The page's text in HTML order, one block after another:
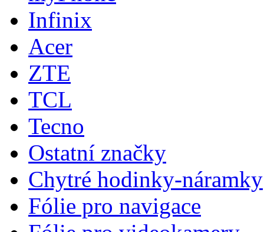
Infinix
Acer
ZTE
TCL
Tecno
Ostatní značky
Chytré hodinky-náramky
Fólie pro navigace